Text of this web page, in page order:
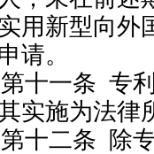
用新型向外
请。
第十一条 专
实施为法律
第十二条 除